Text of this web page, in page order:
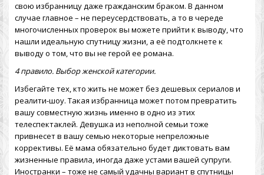
свою избранницу даже гражданским браком. В данном
случае главное – не переусердствовать, а то в череде
многочисленных проверок вы можете прийти к выводу, что
нашли идеальную спутницу жизни, а её подтолкнете к
выводу о том, что вы не герой ее романа.
4 правило. Выбор женской категории.
Избегайте тех, кто жить не может без дешевых сериалов и
реалити-шоу. Такая избранница может потом превратить
вашу совместную жизнь именно в одно из этих
телеспектаклей. Девушка из неполной семьи тоже
привнесет в вашу семью некоторые непреложные
коррективы. Её мама обязательно будет диктовать вам
жизненные правила, иногда даже устами вашей супруги.
Иностранки – тоже не самый удачны вариант в спутницы